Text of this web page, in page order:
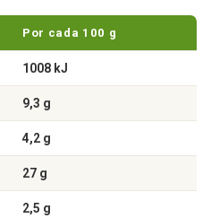
Por cada 100 g
1008 kJ
9,3 g
4,2 g
27 g
2,5 g